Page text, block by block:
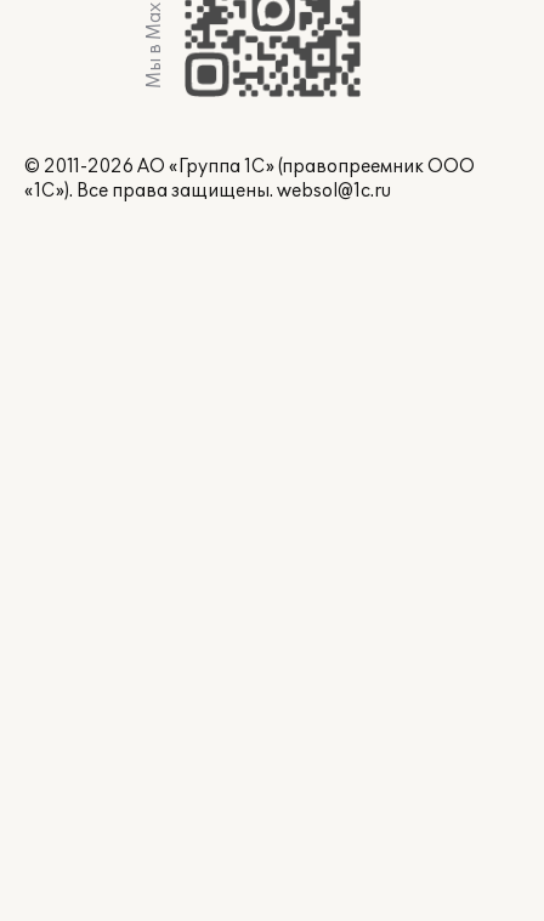
Мы в Max
© 2011-2026 АО «Группа 1С» (правопреемник ООО
«1С»). Все права защищены. websol@1c.ru